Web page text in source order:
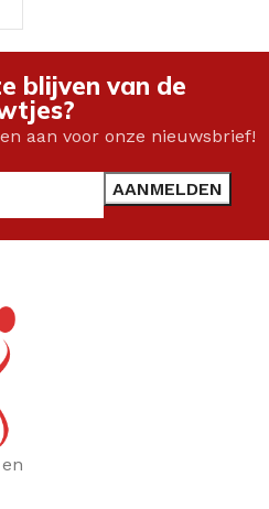
blijven van de
aan voor onze nieuwsbrief!